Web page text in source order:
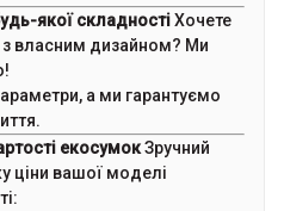
якої складностіХочете
з власним дизайном? Ми
а ми гарантуємо
екосумокЗручний
ціни вашої моделі